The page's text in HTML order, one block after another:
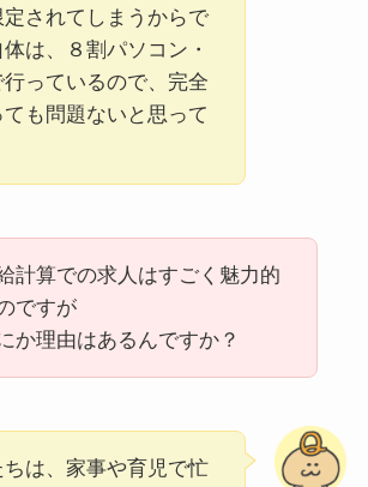
定されてしまうからで
は、８割パソコン・
行っているので、完全
も問題ないと思って
計算での求人はすごく魅力的
ですが
か理由はあるんですか？
は、家事や育児で忙